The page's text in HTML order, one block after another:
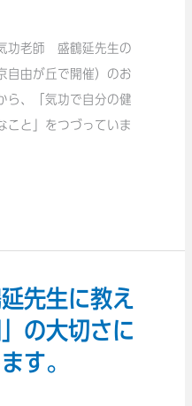
功老師 盛鶴延先生の
自由が丘で開催）のお
ら、「気功で自分の健
こと」をつづっていま
先生に教え
の大切さに
す。